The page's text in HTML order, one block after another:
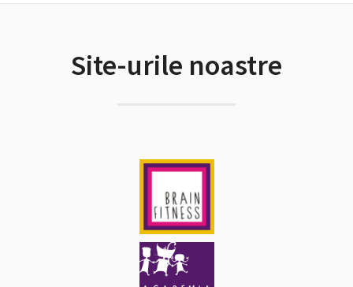
Site-urile noastre